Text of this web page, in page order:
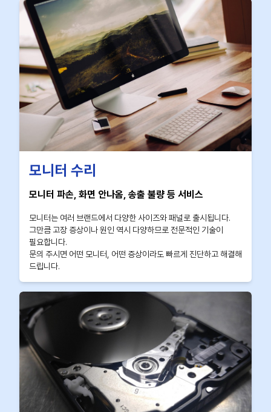
모니터 수리
모니터 파손, 화면 안나옴, 송출 불량 등 서비스
모니터는 여러 브랜드에서 다양한 사이즈와 패널로 출시됩니다.
그만큼 고장 증상이나 원인 역시 다양하므로 전문적인 기술이
필요합니다.
문의 주시면 어떤 모니터, 어떤 증상이라도 빠르게 진단하고 해결해
드립니다.